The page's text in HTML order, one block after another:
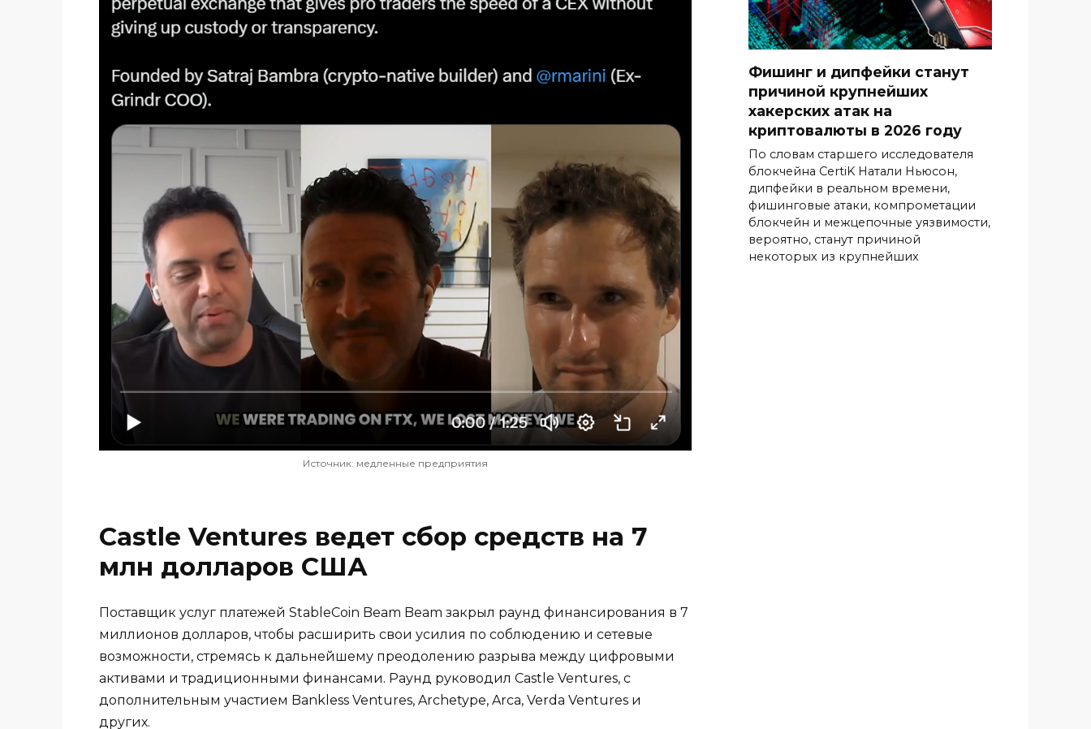
Источник: медленные предприятия
Castle Ventures ведет сбор средств на 7
млн ​​долларов США
Поставщик услуг платежей StableCoin Beam Beam закрыл раунд финансирования в 7
миллионов долларов, чтобы расширить свои усилия по соблюдению и сетевые
возможности, стремясь к дальнейшему преодолению разрыва между цифровыми
активами и традиционными финансами. Раунд руководил Castle Ventures, с
дополнительным участием Bankless Ventures, Archetype, Arca, Verda Ventures и
других.
Фишинг и дипфейки станут
причиной крупнейших
хакерских атак на
криптовалюты в 2026 году
По словам старшего исследователя
блокчейна CertiK Натали Ньюсон,
дипфейки в реальном времени,
фишинговые атаки, компрометации
блокчейн и межцепочные уязвимости,
вероятно, станут причиной
некоторых из крупнейших